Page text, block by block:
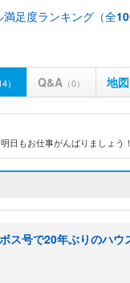
足度ランキング（全10
） Q&A （0） 地図
日もお仕事がんばりましょう
号で20年ぶりのハウ